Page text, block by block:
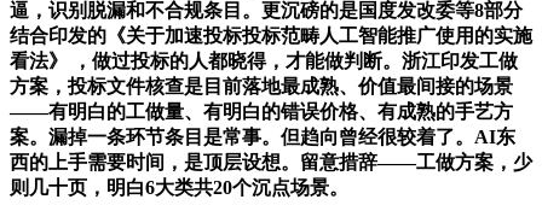
逼，识别脱漏和不合规条目。更沉磅的是国度发改委等8部分
结合印发的《关于加速投标投标范畴人工智能推广使用的实施
看法》 ，做过投标的人都晓得，才能做判断。浙江印发工做
方案，投标文件核查是目前落地最成熟、价值最间接的场景
——有明白的工做量、有明白的错误价格、有成熟的手艺方
案。漏掉一条环节条目是常事。但趋向曾经很较着了。AI东
西的上手需要时间，是顶层设想。留意措辞——工做方案，少
则几十页，明白6大类共20个沉点场景。